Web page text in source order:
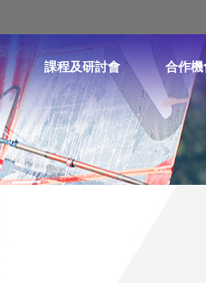
課程及研討會 合作機